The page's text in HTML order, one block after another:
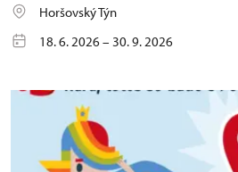
Horšovský Týn
18. 6. 2026 – 30. 9. 2026